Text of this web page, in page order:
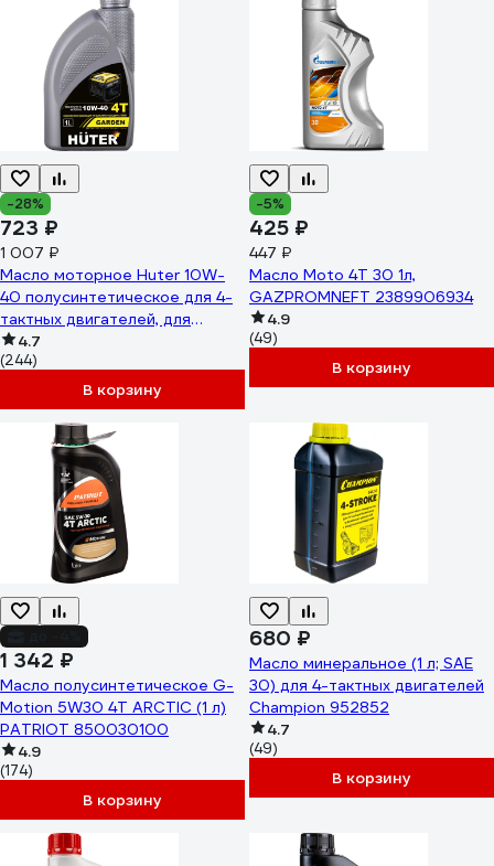
-28%
723 ₽
1 007 ₽
Масло моторное Huter 10W-
40 полусинтетическое для 4-
тактных двигателей, для
техники, 1 л 73/8/1/1
4.7
(244)
В корзину
-5%
425 ₽
447 ₽
Масло Moto 4T 30 1л,
GAZPROMNEFT 2389906934
4.9
(49)
В корзину
1 342 ₽
Масло полусинтетическое G-
Motion 5W30 4Т ARCTIC (1 л)
PATRIOT 850030100
4.9
(174)
В корзину
680 ₽
Масло минеральное (1 л; SAE
30) для 4-тактных двигателей
Champion 952852
4.7
(49)
В корзину